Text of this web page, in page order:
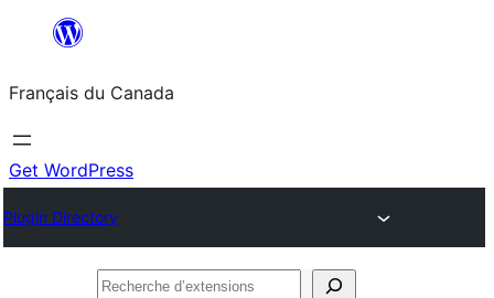
contenu
Français du Canada
Get WordPress
Plugin Directory
Recherche